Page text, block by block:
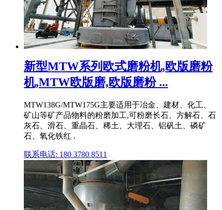
新型MTW系列欧式磨粉机,欧版磨粉
机,MTW欧版磨,欧版磨粉 ...
MTW138G/MTW175G主要适用于冶金、建材、化工、
矿山等矿产品物料的粉磨加工,可粉磨长石、方解石、石
灰石、滑石、重晶石、稀土、大理石、铝矾土、磷矿
石、氧化铁红 .
联系电话: 180 3780 8511